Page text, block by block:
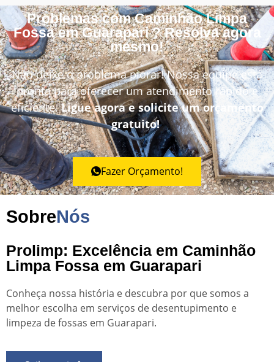
Problemas com Caminhão Limpa
Fossa em Guarapari ? Resolva agora
mesmo!
Não deixe o problema piorar! Nossa equipe está
pronta para oferecer um atendimento rápido e
eficiente.Ligue agora e solicite um orçamento
gratuito!
Fazer Orçamento!
SobreNós
Prolimp: Excelência em Caminhão
Limpa Fossa em Guarapari
Conheça nossa história e descubra por que somos a
melhor escolha em serviços de desentupimento e
limpeza de fossas em Guarapari.